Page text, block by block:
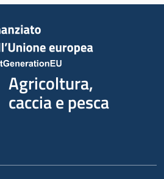
Agricoltura,
caccia e pesca